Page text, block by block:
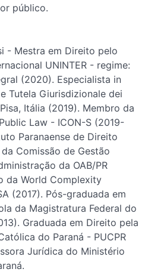
público.
- Mestra em Direito pelo
UNINTER - regime:
(2020). Especialista in
Tutela Giurisdizionale dei
Itália (2019). Membro da
Law - ICON-S (2019-
Paranaense de Direito
Comissão de Gestão
da OAB/PR
da World Complexity
(2017). Pós-graduada em
da Magistratura Federal do
Graduada em Direito pela
do Paraná - PUCPR
Jurídica do Ministério